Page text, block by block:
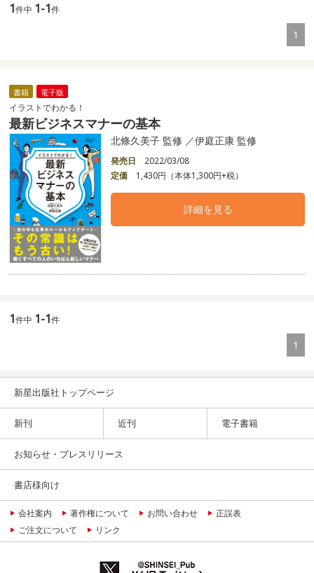
1件中 1-1件
1
書籍 電子版
イラストでわかる！
最新ビジネスマナーの基本
北條久美子 監修 ／伊庭正康 監修
発売日
2022/03/08
定価
1,430円（本体1,300円+税）
詳細を見る
1件中 1-1件
1
新星出版社トップページ
新刊 近刊 電子書籍
お知らせ・プレスリリース
書店様向け
会社案内 著作権について お問い合わせ
正誤表
ご注文について
リンク